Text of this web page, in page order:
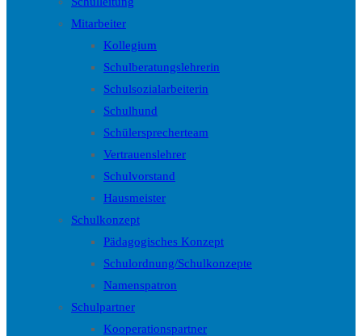
Mitarbeiter
Kollegium
Schulberatungslehrerin
Schulsozialarbeiterin
Schulhund
Schülersprecherteam
Vertrauenslehrer
Schulvorstand
Hausmeister
Schulkonzept
Pädagogisches Konzept
Schulordnung/Schulkonzepte
Namenspatron
Schulpartner
Kooperationspartner